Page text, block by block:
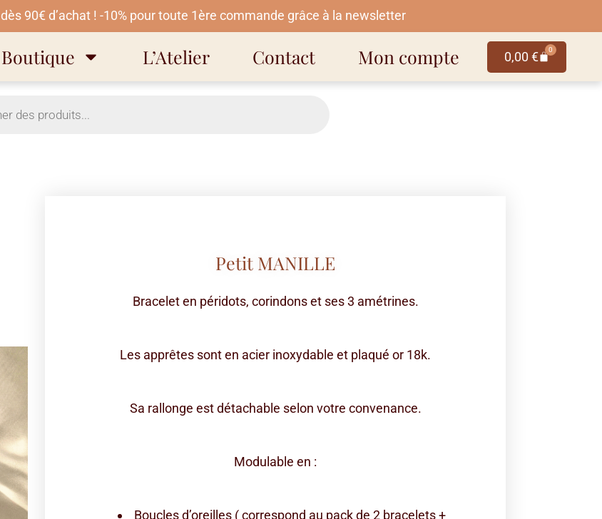
90€ d’achat ! -10% pour toute 1ère commande grâce à la newsletter
Boutique L’Atelier Contact Mon compte 0,00 € 0
Petit MANILLE
Bracelet en péridots, corindons et ses 3 amétrines.
Les apprêtes sont en acier inoxydable et plaqué or 18k.
Sa rallonge est détachable selon votre convenance.
Modulable en :
Boucles d’oreilles ( correspond au pack de 2 bracelets +